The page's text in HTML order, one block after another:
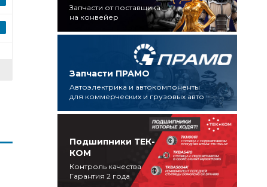
Запчасти от поставщика
на конвейер
Запчасти ПРАМО
Автоэлектрика и автокомпоненты
для коммерческих и грузовых авто
Подшипники ТЕК-
КОМ
Контроль качества
Гарантия 2 года